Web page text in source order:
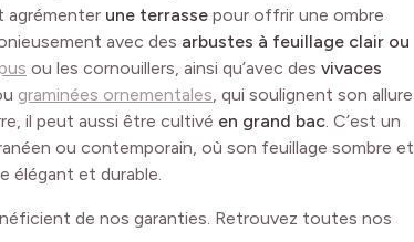
agrémenter une terrasse pour offrir une ombre
avec des arbustes à feuillage clair ou
ou les cornouillers, ainsi qu’avec des vivaces
graminées ornementales, qui soulignent son allure
il peut aussi être cultivé en grand bac. C’est un
ou contemporain, où son feuillage sombre et
élégant et durable.
de nos garanties. Retrouvez toutes nos